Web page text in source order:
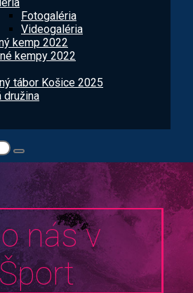
Fotogaléria
Videogaléria
kemp 2022
kempy 2022
tábor Košice 2025
družina
nás v